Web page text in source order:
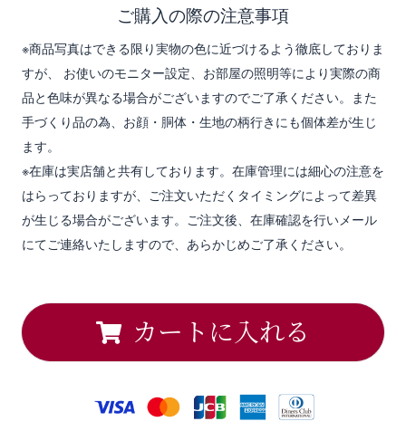
ご購入の際の注意事項
※商品写真はできる限り実物の色に近づけるよう徹底しておりま
すが、 お使いのモニター設定、お部屋の照明等により実際の商
品と色味が異なる場合がございますのでご了承ください。また
手づくり品の為、お顔・胴体・生地の柄行きにも個体差が生じ
ます。
※在庫は実店舗と共有しております。在庫管理には細心の注意を
はらっておりますが、ご注文いただくタイミングによって差異
が生じる場合がございます。ご注文後、在庫確認を行いメール
にてご連絡いたしますので、あらかじめご了承ください。
カートに入れる